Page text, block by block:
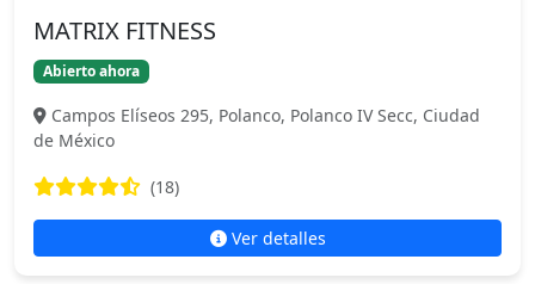
MATRIX FITNESS
Abierto ahora
Campos Elíseos 295, Polanco, Polanco IV Secc, Ciudad
de México
(18)
Ver detalles